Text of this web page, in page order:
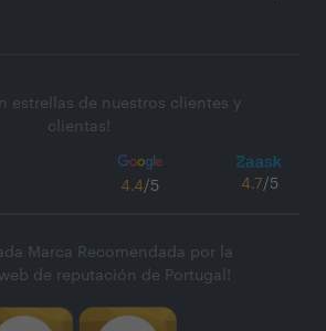
estrellas de nuestros clientes y
clientas!
4.4/5 4.7/5
Marca Recomendada por la
de reputación de Portugal!